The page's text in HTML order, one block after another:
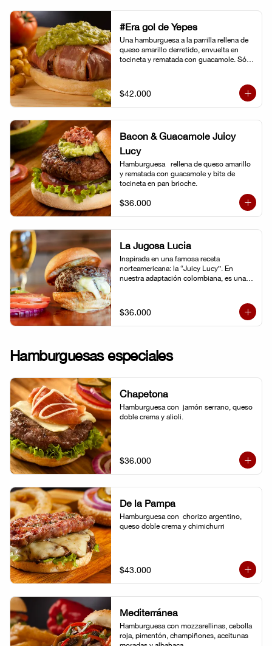
#Era gol de Yepes
Una hamburguesa a la parrilla rellena de
queso amarillo derretido, envuelta en
tocineta y rematada con guacamole. Sólo
porque definitivamente…
#EraGolDeYepes!
$42.000
Bacon & Guacamole Juicy
Lucy
Hamburguesa   rellena de queso amarillo
y rematada con guacamole y bits de
tocineta en pan brioche.
$36.000
La Jugosa Lucia
Inspirada en una famosa receta
norteamericana: la “Juicy Lucy”. En
nuestra adaptación colombiana, es una
sabor.
$36.000
Hamburguesas especiales
Chapetona
Hamburguesa con  jamón serrano, queso
doble crema y alioli.
$36.000
De la Pampa
Hamburguesa con  chorizo argentino,
queso doble crema y chimichurri
$43.000
Mediterránea
Hamburguesa con mozzarellinas, cebolla
roja, pimentón, champiñones, aceitunas